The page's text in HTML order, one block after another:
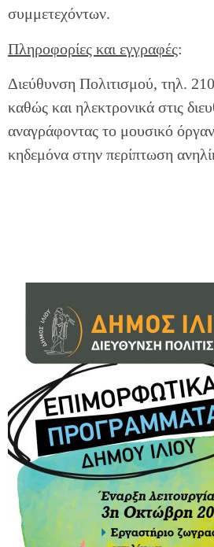
συμμετεχόντων.
Πληροφορίες και εγγραφές:
Διεύθυνση Πολιτισμού, τηλ.
καθώς και ηλεκτρονικά στις
αναγράφοντας το μουσικό
κηδεμόνα στην περίπτωση